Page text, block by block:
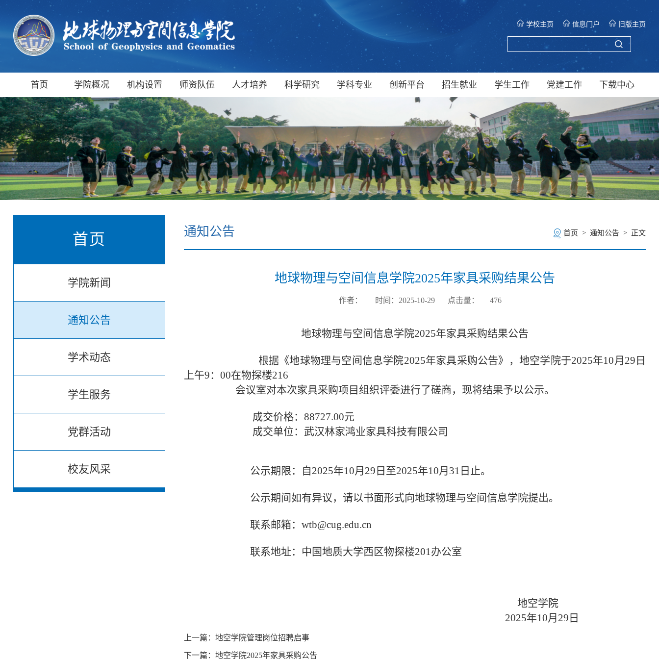
学校主页 信息门户 旧版主页
首页 学院概况 机构设置 师资队伍 人才培养 科学研究 学科专业 创新平台 招生就业 学生工作 党建工作 下载中心
首页
学院新闻
通知公告
学术动态
学生服务
党群活动
校友风采
通知公告 首页 > 通知公告 > 正文
地球物理与空间信息学院2025年家具采购结果公告
作者： 时间：2025-10-29 点击量： 476
地球物理与空间信息学院2025年家具采购结果公告
根据《地球物理与空间信息学院2025年家具采购公告》，地空学院于2025年10月29日
上午9：00在物探楼216
会议室对本次家具采购项目组织评委进行了磋商，现将结果予以公示。
成交价格：88727.00元
成交单位：武汉林家鸿业家具科技有限公司
公示期限：自2025年10月29日至2025年10月31日止。
公示期间如有异议，请以书面形式向地球物理与空间信息学院提出。
联系邮箱：wtb@cug.edu.cn
联系地址：中国地质大学西区物探楼201办公室
地空学院
2025年10月29日
上一篇：地空学院管理岗位招聘启事
下一篇：地空学院2025年家具采购公告